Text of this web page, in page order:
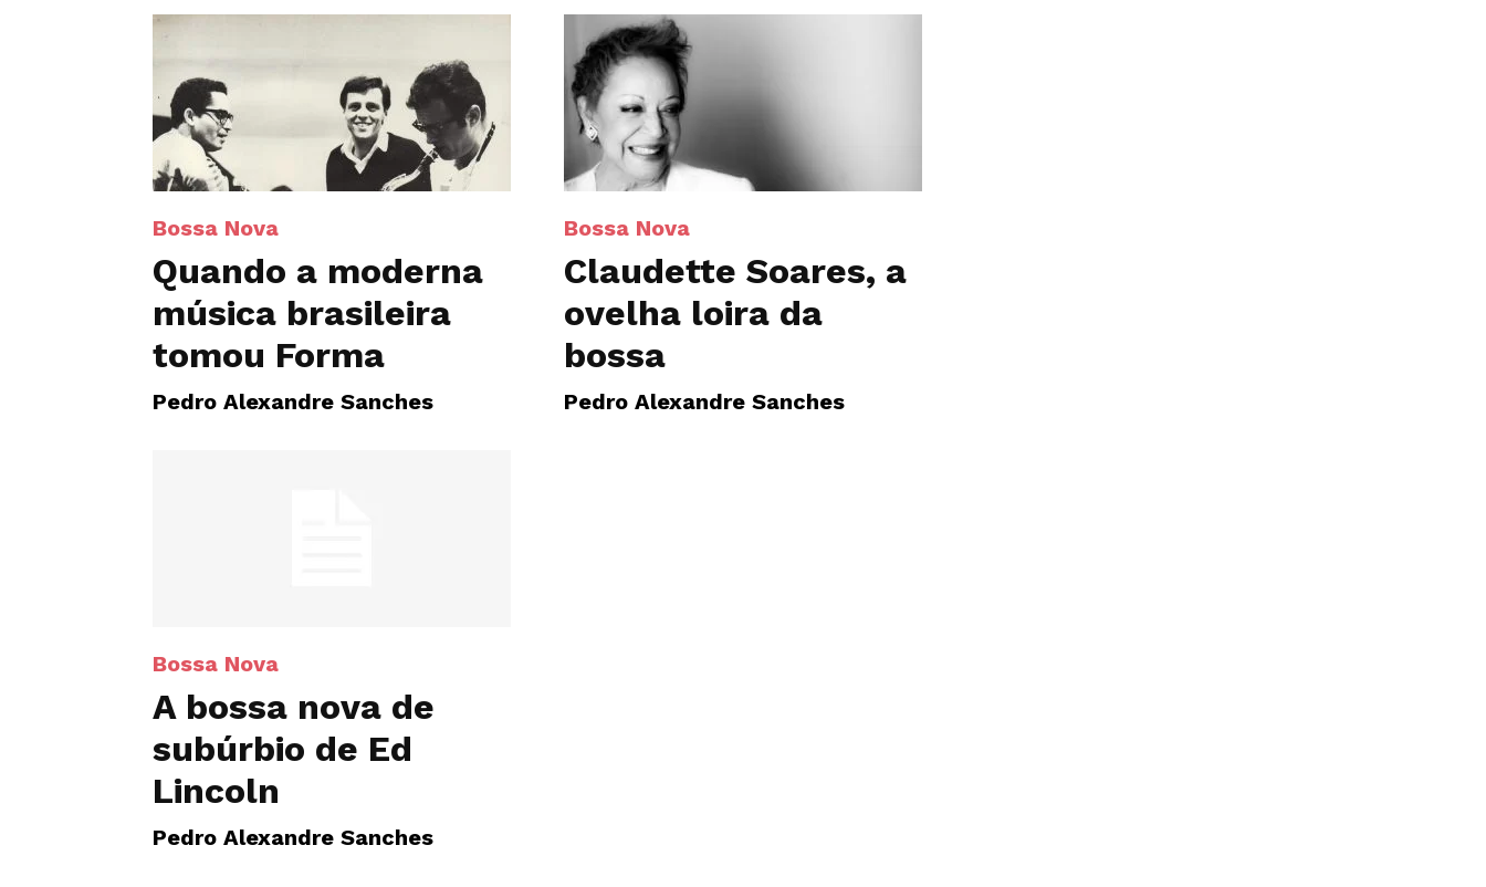
Bossa Nova
Quando a moderna
música brasileira
tomou Forma
Pedro Alexandre Sanches
Bossa Nova
Claudette Soares, a
ovelha loira da
bossa
Pedro Alexandre Sanches
Bossa Nova
A bossa nova de
subúrbio de Ed
Lincoln
Pedro Alexandre Sanches